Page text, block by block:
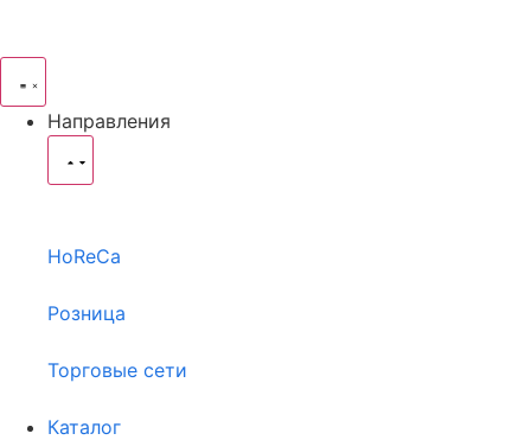
Направления
HoReCa
Розница
Торговые сети
Каталог